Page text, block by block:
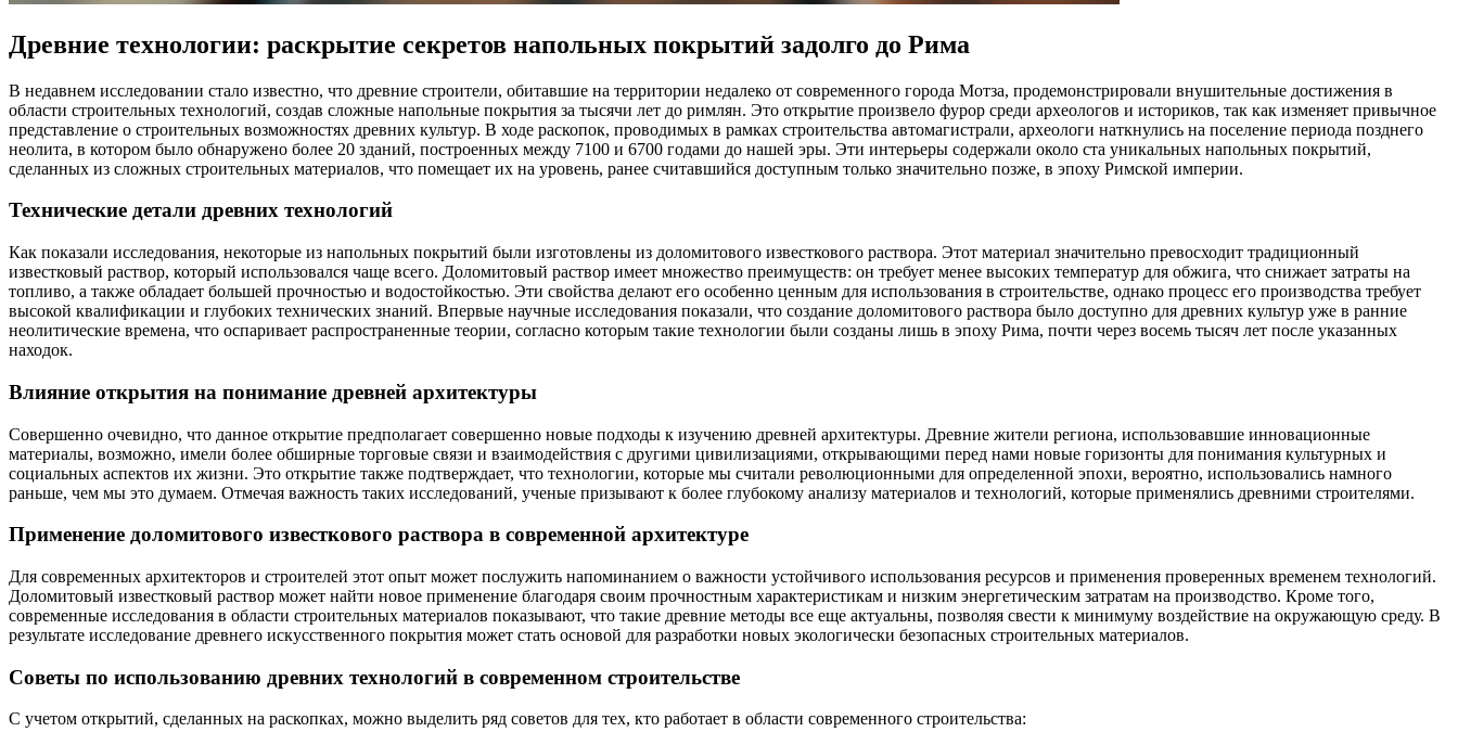
Древние технологии: раскрытие секретов напольных покрытий задолго до Рима
В недавнем исследовании стало известно, что древние строители, обитавшие на территории недалеко от современного города Мотза, продемонстрировали внушительные достижения в
области строительных технологий, создав сложные напольные покрытия за тысячи лет до римлян. Это открытие произвело фурор среди археологов и историков, так как изменяет привычное
представление о строительных возможностях древних культур. В ходе раскопок, проводимых в рамках строительства автомагистрали, археологи наткнулись на поселение периода позднего
неолита, в котором было обнаружено более 20 зданий, построенных между 7100 и 6700 годами до нашей эры. Эти интерьеры содержали около ста уникальных напольных покрытий,
сделанных из сложных строительных материалов, что помещает их на уровень, ранее считавшийся доступным только значительно позже, в эпоху Римской империи.
Технические детали древних технологий
Как показали исследования, некоторые из напольных покрытий были изготовлены из доломитового известкового раствора. Этот материал значительно превосходит традиционный
известковый раствор, который использовался чаще всего. Доломитовый раствор имеет множество преимуществ: он требует менее высоких температур для обжига, что снижает затраты на
топливо, а также обладает большей прочностью и водостойкостью. Эти свойства делают его особенно ценным для использования в строительстве, однако процесс его производства требует
высокой квалификации и глубоких технических знаний. Впервые научные исследования показали, что создание доломитового раствора было доступно для древних культур уже в ранние
неолитические времена, что оспаривает распространенные теории, согласно которым такие технологии были созданы лишь в эпоху Рима, почти через восемь тысяч лет после указанных
находок.
Влияние открытия на понимание древней архитектуры
Совершенно очевидно, что данное открытие предполагает совершенно новые подходы к изучению древней архитектуры. Древние жители региона, использовавшие инновационные
материалы, возможно, имели более обширные торговые связи и взаимодействия с другими цивилизациями, открывающими перед нами новые горизонты для понимания культурных и
социальных аспектов их жизни. Это открытие также подтверждает, что технологии, которые мы считали революционными для определенной эпохи, вероятно, использовались намного
раньше, чем мы это думаем. Отмечая важность таких исследований, ученые призывают к более глубокому анализу материалов и технологий, которые применялись древними строителями.
Применение доломитового известкового раствора в современной архитектуре
Для современных архитекторов и строителей этот опыт может послужить напоминанием о важности устойчивого использования ресурсов и применения проверенных временем технологий.
Доломитовый известковый раствор может найти новое применение благодаря своим прочностным характеристикам и низким энергетическим затратам на производство. Кроме того,
современные исследования в области строительных материалов показывают, что такие древние методы все еще актуальны, позволяя свести к минимуму воздействие на окружающую среду. В
результате исследование древнего искусственного покрытия может стать основой для разработки новых экологически безопасных строительных материалов.
Советы по использованию древних технологий в современном строительстве
С учетом открытий, сделанных на раскопках, можно выделить ряд советов для тех, кто работает в области современного строительства: